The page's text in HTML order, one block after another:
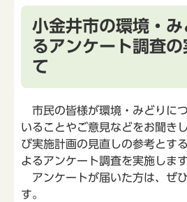
小金井市の環境・
るアンケート調査
て
市民の皆様が環境・みどりに
いることやご意見などをお聞き
び実施計画の見直しの参考とす
よるアンケート調査を実施します
アンケートが届いた方は、ぜ
す。